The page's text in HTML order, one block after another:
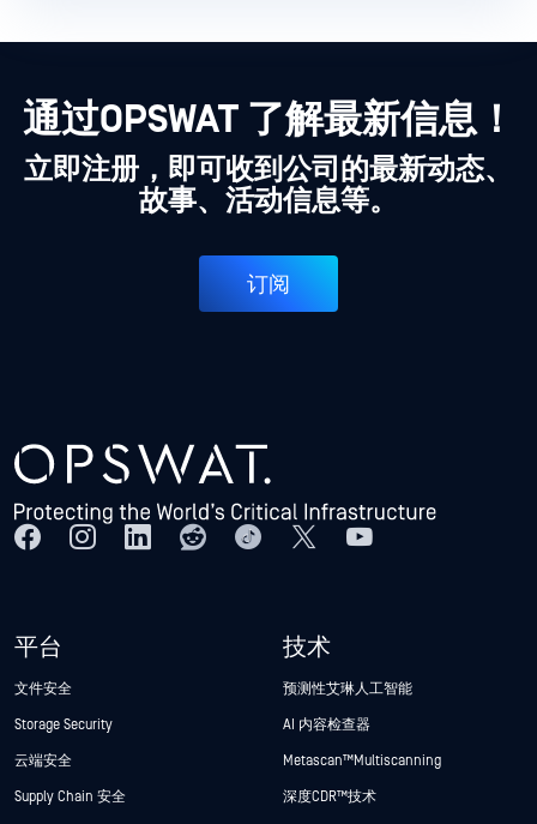
通过OPSWAT 了解最新信息！
立即注册，即可收到公司的最新动态、
故事、活动信息等。
订阅
平台
文件安全
Storage Security
云端安全
Supply Chain 安全
技术
预测性艾琳人工智能
AI 内容检查器
Metascan™ Multiscanning
深度CDR™技术